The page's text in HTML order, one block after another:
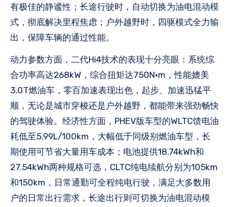
有极佳的静谧性；长途行驶时，自动切换为油电混动模
式，彻底解决里程焦虑；户外越野时，四驱模式全力输
出，保障车辆的通过性能。
动力参数方面，二代Hi4技术的表现十分亮眼：系统综
合功率高达268kW，综合扭矩达750N·m，性能媲美
3.0T燃油车，零百加速表现出色，起步、加速迅猛平
顺，无论是城市穿梭还是户外越野，都能带来强劲畅快
的驾驶体验。经济性方面，PHEV版车型的WLTC馈电油
耗低至5.99L/100km，大幅低于同级别燃油车型，长
期使用可节省大量用车成本；电池提供18.74kWh和
27.54kWh两种规格可选，CLTC纯电续航分别为105km
和150km，日常通勤可全程纯电行驶，满足大多数用
户的日常出行需求，长途出行则可切换为油电混动模